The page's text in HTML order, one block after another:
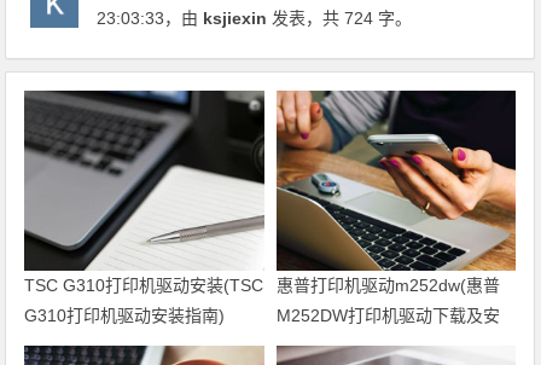
23:03:33，由 ksjiexin 发表，共 724 字。
TSC G310打印机驱动安装(TSC
G310打印机驱动安装指南)
惠普打印机驱动m252dw(惠普
M252DW打印机驱动下载及安
装方法)